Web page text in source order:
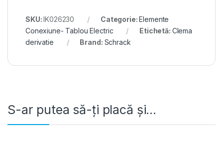
SKU:IK026230 Categorie:Elemente
Conexiune- Tablou Electric
Etichetă: Clema
derivatie
Brand: Schrack
S-ar putea să-ți placă și…